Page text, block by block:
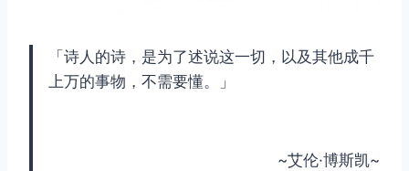
「诗人的诗，是为了述说这一切，以及其他成千
上万的事物，不需要懂。」
~艾伦·博斯凯~